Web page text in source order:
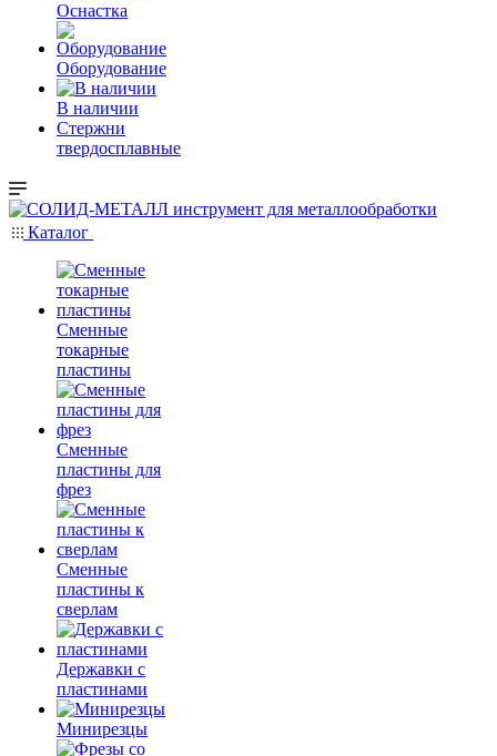
Оснастка
Оборудование
В наличии
Стержни
твердосплавные
Каталог
Сменные
токарные
пластины
Сменные
пластины для
фрез
Сменные
пластины к
сверлам
Державки с
пластинами
Минирезцы